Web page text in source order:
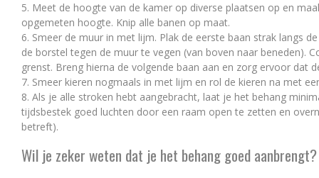
5. Meet de hoogte van de kamer op diverse plaatsen op en
opgemeten hoogte. Knip alle banen op maat.
6. Smeer de muur in met lijm. Plak de eerste baan strak langs
de borstel tegen de muur te vegen (van boven naar beneden).
grenst. Breng hierna de volgende baan aan en zorg ervoor dat
7. Smeer kieren nogmaals in met lijm en rol de kieren na met
8. Als je alle stroken hebt aangebracht, laat je het behang
tijdsbestek goed luchten door een raam open te zetten en
betreft).
Wil je zeker weten dat je het behang goed